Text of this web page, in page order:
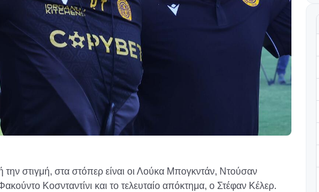
στιγμή, στα στόπερ είναι οι Λούκα Μπογκντάν, Ντούσαν
Κοσνταντίνι και το τελευταίο απόκτημα, ο Στέφαν Κέλερ.